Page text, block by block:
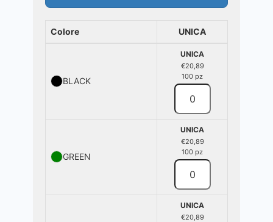
Colore UNICA
BLACK
UNICA
€20,89
100 pz
GREEN
UNICA
€20,89
100 pz
UNICA
€20,89